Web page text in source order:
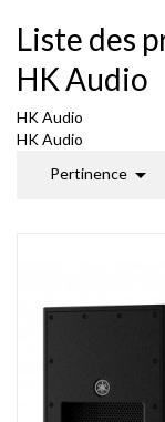
Liste des
HK Audio
HK Audio
HK Audio
Pertinence 